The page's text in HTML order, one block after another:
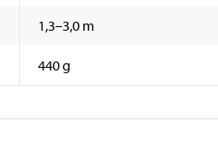
1,3–3,0 m
440 g